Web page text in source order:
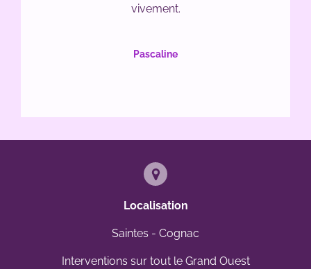
vivement.
Pascaline
Localisation
Saintes - Cognac
Interventions sur tout le Grand Ouest